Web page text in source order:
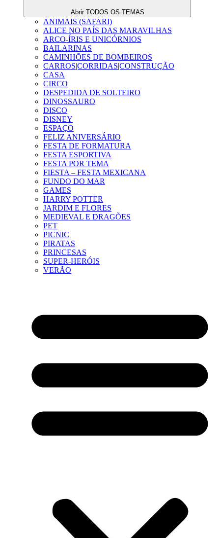
Abrir TODOS OS TEMAS
ANIMAIS (SAFARI)
ALICE NO PAÍS DAS MARAVILHAS
ARCO-ÍRIS E UNICÓRNIOS
BAILARINAS
CAMINHÕES DE BOMBEIROS
CARROS|CORRIDAS|CONSTRUÇÃO
CASA
CIRCO
DESPEDIDA DE SOLTEIRO
DINOSSAURO
DISCO
DISNEY
ESPAÇO
FELIZ ANIVERSÁRIO
FESTA DE FORMATURA
FESTA ESPORTIVA
FESTA POR TEMA
FIESTA – FESTA MEXICANA
FUNDO DO MAR
GAMES
HARRY POTTER
JARDIM E FLORES
MEDIEVAL E DRAGÕES
PET
PICNIC
PIRATAS
PRINCESAS
SUPER-HERÓIS
VERÃO